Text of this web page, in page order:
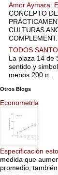
Amor Aymara:
CONCEPTO
CULTURAS
COMPLEMENT...
TODOS
La plaza 14 de
sentido y
menos 200 n...
Otros Blogs
Econometria
Especificación
medida que
promedio,